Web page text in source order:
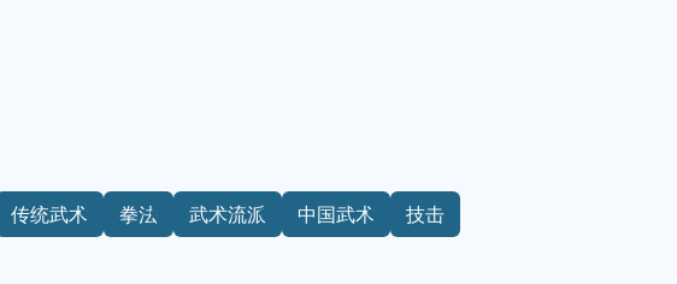
传统武术 拳法 武术流派 中国武术
技击